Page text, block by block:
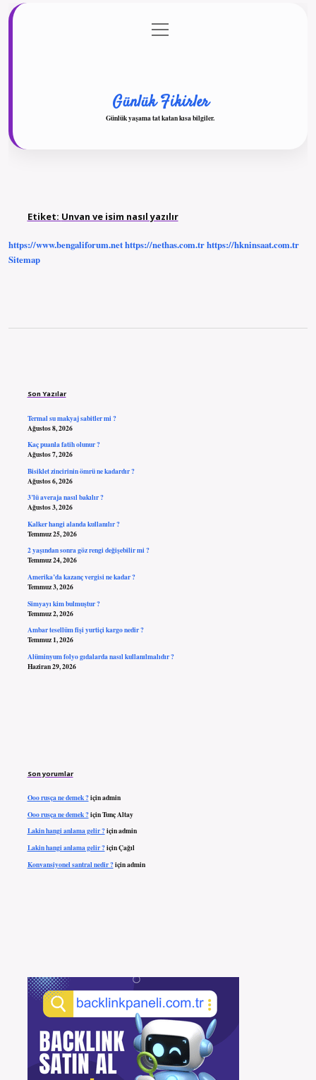
Gizlilik Politikası
menüyü
aç
Günlük Fikirler
Günlük yaşama tat katan kısa bilgiler.
Etiket: Unvan ve isim nasıl yazılır
https://www.bengaliforum.nethttps://nethas.com.trhttps://hkninsaat.com.tr
Sitemap
Son Yazılar
Termal su makyaj sabitler mi ?
Ağustos 8, 2026
Kaç puanla fatih olunur ?
Ağustos 7, 2026
Bisiklet zincirinin ömrü ne kadardır ?
Ağustos 6, 2026
3’lü averaja nasıl bakılır ?
Ağustos 3, 2026
Kalker hangi alanda kullanılır ?
Temmuz 25, 2026
2 yaşından sonra göz rengi değişebilir mi ?
Temmuz 24, 2026
Amerika’da kazanç vergisi ne kadar ?
Temmuz 3, 2026
Simyayı kim bulmuştur ?
Temmuz 2, 2026
Ambar tesellüm fişi yurtiçi kargo nedir ?
Temmuz 1, 2026
Alüminyum folyo gıdalarda nasıl kullanılmalıdır ?
Haziran 29, 2026
Son yorumlar
Ooo rusça ne demek ?içinadmin
Ooo rusça ne demek ?içinTunç Altay
Lakin hangi anlama gelir ?içinadmin
Lakin hangi anlama gelir ?içinÇağıl
Konvansiyonel santral nedir ?içinadmin